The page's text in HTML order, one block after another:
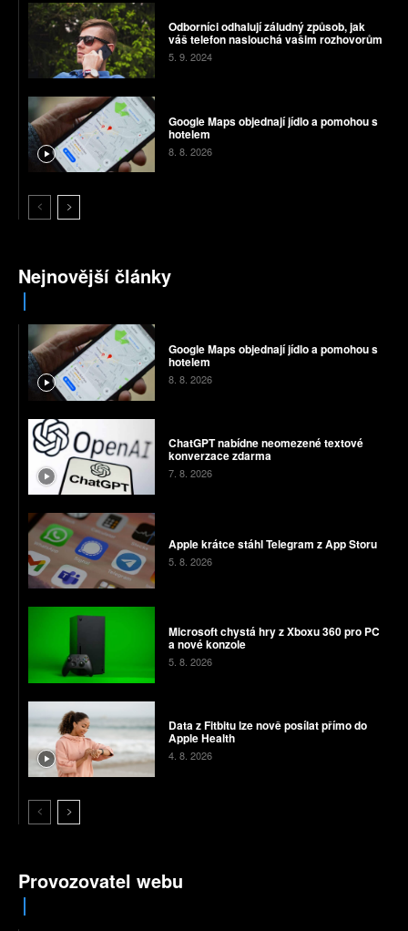
Odborníci odhalují záludný způsob, jak
váš telefon naslouchá vašim rozhovorům
5. 9. 2024
Google Maps objednají jídlo a pomohou s
hotelem
8. 8. 2026
Nejnovější články
Google Maps objednají jídlo a pomohou s
hotelem
8. 8. 2026
ChatGPT nabídne neomezené textové
konverzace zdarma
7. 8. 2026
Apple krátce stáhl Telegram z App Storu
5. 8. 2026
Microsoft chystá hry z Xboxu 360 pro PC
a nové konzole
5. 8. 2026
Data z Fitbitu lze nově posílat přímo do
Apple Health
4. 8. 2026
Provozovatel webu